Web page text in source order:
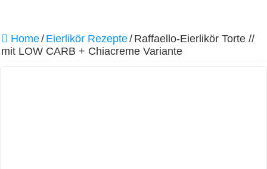
Home/ Eierlikör Rezepte/ Raffaello-Eierlikör Torte //
mit LOW CARB + Chiacreme Variante